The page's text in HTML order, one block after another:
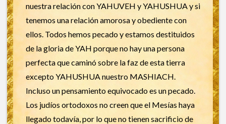
nuestra relación con YAHUVEH y YAHUSHUA y si
tenemos una relación amorosa y obediente con
ellos. Todos hemos pecado y estamos destituidos
de la gloria de YAH porque no hay una persona
perfecta que caminó sobre la faz de esta tierra
excepto YAHUSHUA nuestro MASHIACH.
Incluso un pensamiento equivocado es un pecado.
Los judíos ortodoxos no creen que el Mesías haya
llegado todavía, por lo que no tienen sacrificio de